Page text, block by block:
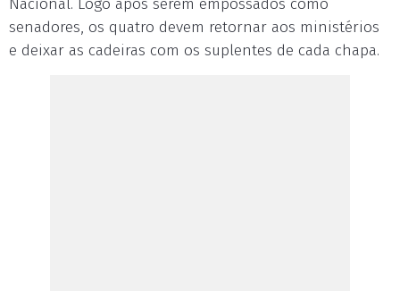
Nacional. Logo após serem empossados como
senadores, os quatro devem retornar aos ministérios
e deixar as cadeiras com os suplentes de cada chapa.